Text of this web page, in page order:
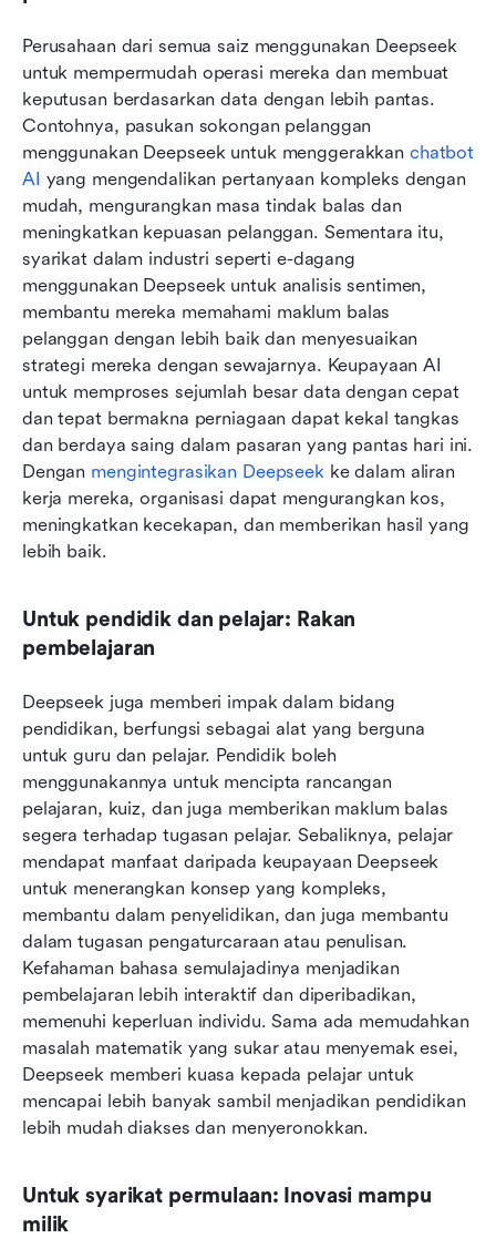
Perusahaan dari semua saiz menggunakan Deepseek
untuk mempermudah operasi mereka dan membuat
keputusan berdasarkan data dengan lebih pantas.
Contohnya, pasukan sokongan pelanggan
menggunakan Deepseek untuk menggerakkan chatbot
AI yang mengendalikan pertanyaan kompleks dengan
mudah, mengurangkan masa tindak balas dan
meningkatkan kepuasan pelanggan. Sementara itu,
syarikat dalam industri seperti e-dagang
menggunakan Deepseek untuk analisis sentimen,
membantu mereka memahami maklum balas
pelanggan dengan lebih baik dan menyesuaikan
strategi mereka dengan sewajarnya. Keupayaan AI
untuk memproses sejumlah besar data dengan cepat
dan tepat bermakna perniagaan dapat kekal tangkas
dan berdaya saing dalam pasaran yang pantas hari ini.
Dengan mengintegrasikan Deepseek ke dalam aliran
kerja mereka, organisasi dapat mengurangkan kos,
meningkatkan kecekapan, dan memberikan hasil yang
lebih baik.
Untuk pendidik dan pelajar: Rakan
pembelajaran
Deepseek juga memberi impak dalam bidang
pendidikan, berfungsi sebagai alat yang berguna
untuk guru dan pelajar. Pendidik boleh
menggunakannya untuk mencipta rancangan
pelajaran, kuiz, dan juga memberikan maklum balas
segera terhadap tugasan pelajar. Sebaliknya, pelajar
mendapat manfaat daripada keupayaan Deepseek
untuk menerangkan konsep yang kompleks,
membantu dalam penyelidikan, dan juga membantu
dalam tugasan pengaturcaraan atau penulisan.
Kefahaman bahasa semulajadinya menjadikan
pembelajaran lebih interaktif dan diperibadikan,
memenuhi keperluan individu. Sama ada memudahkan
masalah matematik yang sukar atau menyemak esei,
Deepseek memberi kuasa kepada pelajar untuk
mencapai lebih banyak sambil menjadikan pendidikan
lebih mudah diakses dan menyeronokkan.
Untuk syarikat permulaan: Inovasi mampu
milik